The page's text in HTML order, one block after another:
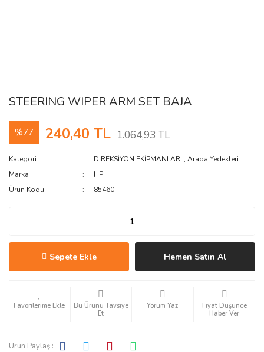
STEERING WIPER ARM SET BAJA
%77 240,40 TL 1.064,93 TL
Kategori DİREKSİYON EKİPMANLARI ,Araba Yedekleri
Marka
HPI
Ürün Kodu
85460
Sepete Ekle Hemen Satın Al
Bu Ürünü Tavsiye
Et
Yorum Yaz
Fiyat Düşünce
Haber Ver
Ürün Paylaş :